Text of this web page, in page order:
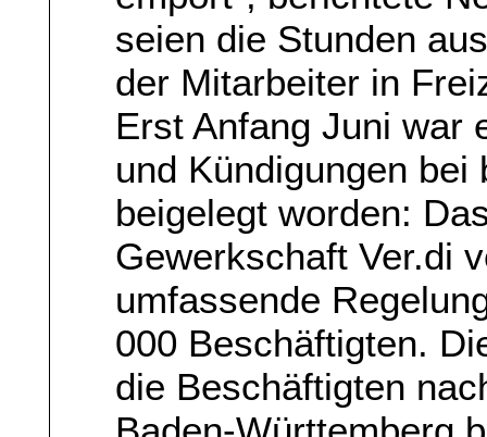
seien die Stunden
der Mitarbeiter in
Erst Anfang Juni war
und Kündigungen
beigelegt worden:
Gewerkschaft Ver.di
umfassende
000 Beschäftigten.
die Beschäftigten